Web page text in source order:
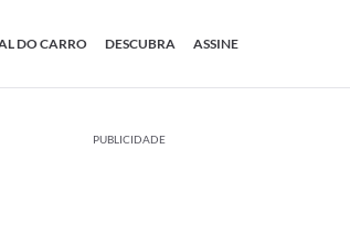
DO CARRO DESCUBRA ASSINE
PUBLICIDADE